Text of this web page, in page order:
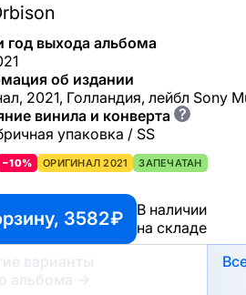
год выхода альбома
об издании
2021, Голландия, лейбл Sony
винила и конверта ?
упаковка / SS
−10% ОРИГИНАЛ 2021 ЗАПЕЧАТАН
3582 ₽
В наличии
на складе
варианты
альбома
→